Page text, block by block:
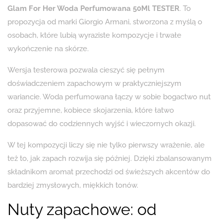
Glam For Her Woda Perfumowana 50Ml TESTER. To
propozycja od marki Giorgio Armani, stworzona z myślą o
osobach, które lubią wyraziste kompozycje i trwałe
wykończenie na skórze.
Wersja testerowa pozwala cieszyć się pełnym
doświadczeniem zapachowym w praktyczniejszym
wariancie. Woda perfumowana łączy w sobie bogactwo nut
oraz przyjemne, kobiece skojarzenia, które łatwo
dopasować do codziennych wyjść i wieczornych okazji.
W tej kompozycji liczy się nie tylko pierwszy wrażenie, ale
też to, jak zapach rozwija się później. Dzięki zbalansowanym
składnikom aromat przechodzi od świeższych akcentów do
bardziej zmysłowych, miękkich tonów.
Nuty zapachowe: od